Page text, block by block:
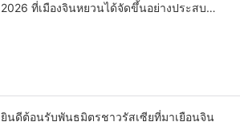
2026 ที่เมืองจินหยวนได้จัดขึ้นอย่างประสบ
ยินดีต้อนรับพันธมิตรชาวรัสเซียที่มาเยือนจิน